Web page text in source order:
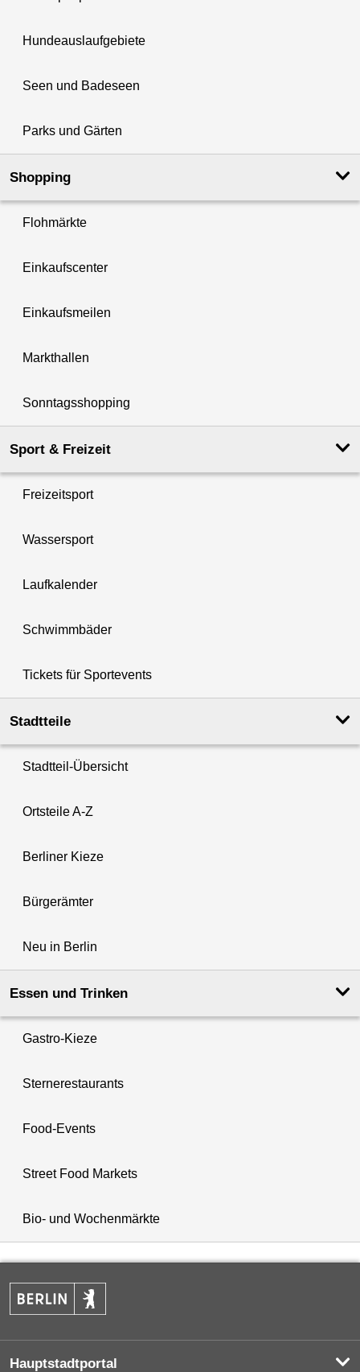
Hundeauslaufgebiete
Seen und Badeseen
Parks und Gärten
Shopping
Flohmärkte
Einkaufscenter
Einkaufsmeilen
Markthallen
Sonntagsshopping
Sport & Freizeit
Freizeitsport
Wassersport
Laufkalender
Schwimmbäder
Tickets für Sportevents
Stadtteile
Stadtteil-Übersicht
Ortsteile A-Z
Berliner Kieze
Bürgerämter
Neu in Berlin
Essen und Trinken
Gastro-Kieze
Sternerestaurants
Food-Events
Street Food Markets
Bio- und Wochenmärkte
Hauptstadtportal